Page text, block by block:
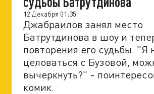
12 Декабря 01:35
Джабраилов занял место
Батрутдинова в шоу и
повторения его судьбы. "Я
целоваться с Бузовой,
вычеркнуть?" -
комик.